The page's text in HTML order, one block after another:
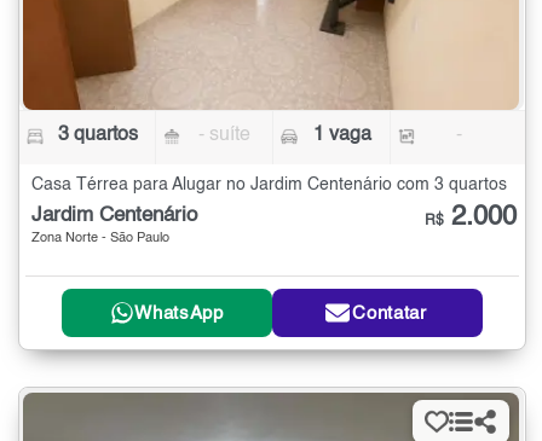
3 quartos - suíte 1 vaga -
Casa Térrea para Alugar no Jardim Centenário com 3 quartos
Jardim Centenário
Zona Norte - São Paulo
R$ 2.000
WhatsApp Contatar